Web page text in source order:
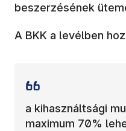
beszerzésének
A BKK a levélben
a kihasználtsági
maximum 70%